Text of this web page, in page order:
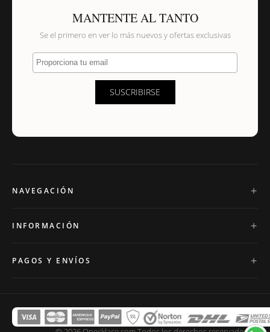
MANTENTE AL TANTO
Se el primero en ver lo más nuevos y ofertas exclusivas
Proporciona tu email
SUSCRIBIRSE
NAVEGACIÓN
INFORMACIÓN
PAGOS Y ENVÍOS